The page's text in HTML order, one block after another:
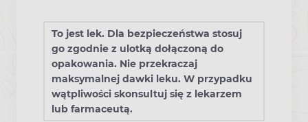
To jest lek. Dla bezpieczeństwa stosuj
go zgodnie z ulotką dołączoną do
opakowania. Nie przekraczaj
maksymalnej dawki leku. W przypadku
wątpliwości skonsultuj się z lekarzem
lub farmaceutą.